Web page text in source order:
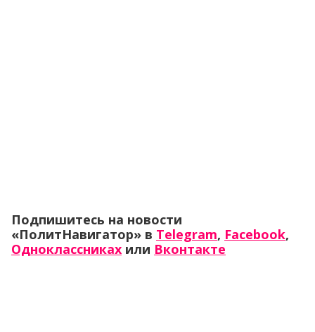
Подпишитесь на новости
«ПолитНавигатор» в Telegram, Facebook,
Одноклассниках или Вконтакте